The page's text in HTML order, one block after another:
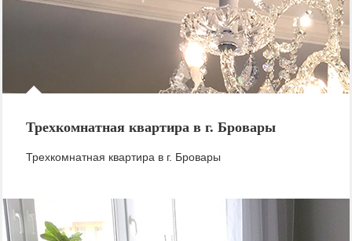
Трехкомнатная квартира в г. Бровары
Трехкомнатная квартира в г. Бровары